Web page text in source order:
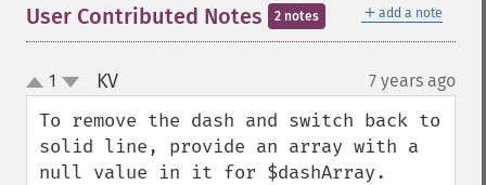
＋ add a note
User Contributed Notes 2 notes
up
down
1 KV¶ 7 years ago
To remove the dash and switch back to
solid line, provide an array with a
null value in it for $dashArray.